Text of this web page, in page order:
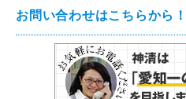
お問い合わせはこちらから！